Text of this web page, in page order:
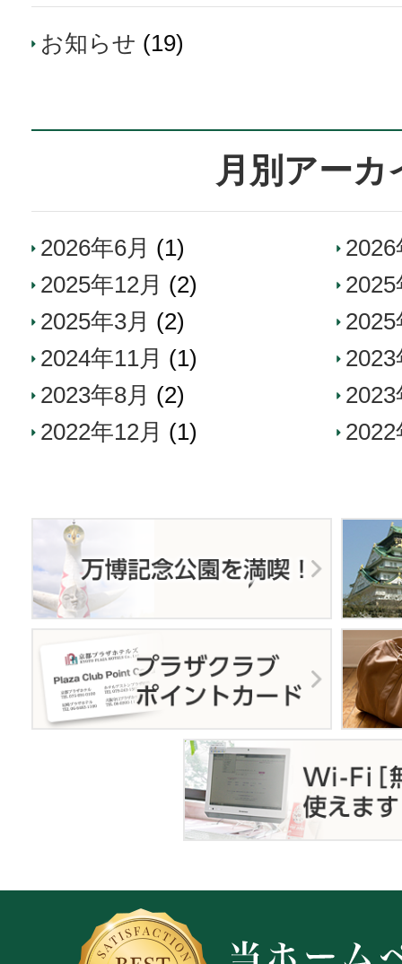
お知らせ (19)
月別アーカ
2026年6月 (1)
2025年12月 (2)
2025年3月 (2)
2024年11月 (1)
2023年8月 (2)
2022年12月 (1)